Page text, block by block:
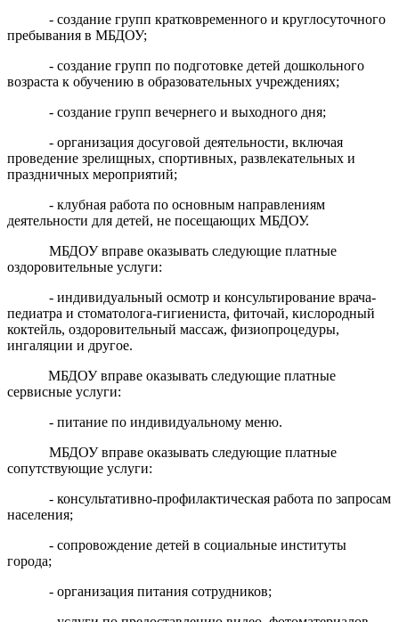
- создание групп кратковременного и круглосуточного
пребывания в МБДОУ;
- создание групп по подготовке детей дошкольного
возраста к обучению в образовательных учреждениях;
- создание групп вечернего и выходного дня;
- организация досуговой деятельности, включая
проведение зрелищных, спортивных, развлекательных и
праздничных мероприятий;
- клубная работа по основным направлениям
деятельности для детей, не посещающих МБДОУ.
МБДОУ вправе оказывать следующие платные
оздоровительные услуги:
- индивидуальный осмотр и консультирование врача-
педиатра и стоматолога-гигиениста, фиточай, кислородный
коктейль, оздоровительный массаж, физиопроцедуры,
ингаляции и другое.
МБДОУ вправе оказывать следующие платные
сервисные услуги:
- питание по индивидуальному меню.
МБДОУ вправе оказывать следующие платные
сопутствующие услуги:
- консультативно-профилактическая работа по запросам
населения;
- сопровождение детей в социальные институты
города;
- организация питания сотрудников;